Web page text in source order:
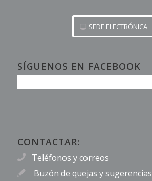
SEDE ELECTRÓNICA
SÍGUENOS EN FACEBOOK
CONTACTAR:
Teléfonos y correos
Buzón de quejas y sugerencias